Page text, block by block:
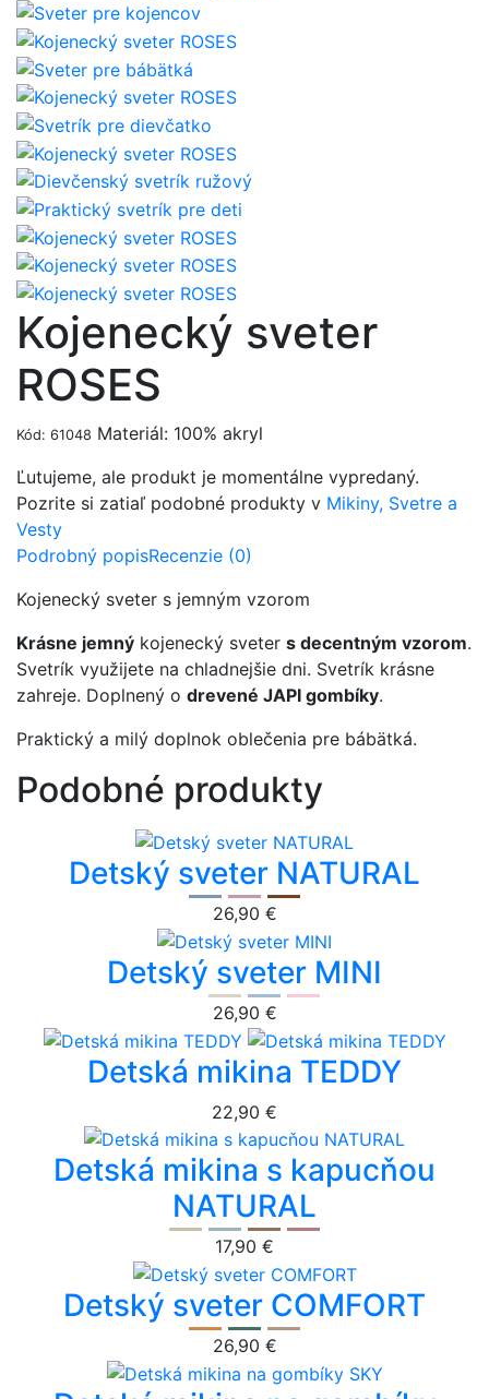
Kojenecký sveter
ROSES
Kód: 61048 Materiál: 100% akryl
Ľutujeme, ale produkt je momentálne vypredaný.
Pozrite si zatiaľ podobné produkty v Mikiny, Svetre a
Vesty
Podrobný popisRecenzie (0)
Kojenecký sveter s jemným vzorom
Krásne jemný kojenecký sveter s decentným vzorom.
Svetrík využijete na chladnejšie dni. Svetrík krásne
zahreje. Doplnený o drevené JAPI gombíky.
Praktický a milý doplnok oblečenia pre bábätká.
Podobné produkty
Detský sveter NATURAL
26,90 €
Detský sveter MINI
26,90 €
Detská mikina TEDDY
22,90 €
Detská mikina s kapucňou
NATURAL
17,90 €
Detský sveter COMFORT
26,90 €